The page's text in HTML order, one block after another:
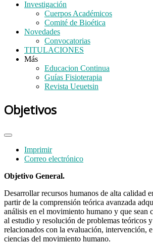
Investigación
Cuerpos Académicos
Comité de Bioética
Novedades
Convocatorias
TITULACIONES
Más
Educacion Continua
Guías Fisioterapia
Revista Ueuetsin
Objetivos
Imprimir
Correo electrónico
Objetivo General.
Desarrollar recursos humanos de alta calidad
partir de la comprensión teórica avanzada
análisis en el movimiento humano y que sean
al estudio y resolución de problemas teóricos
relacionados con la evaluación, intervención,
ciencias del movimiento humano.